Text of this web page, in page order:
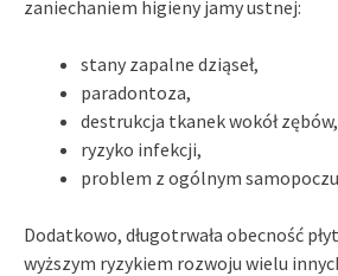
zaniechaniem higieny jamy ustnej:
stany zapalne dziąseł,
paradontoza,
destrukcja tkanek wokół zębów,
ryzyko infekcji,
problem z ogólnym
Dodatkowo, długotrwała obecność
wyższym ryzykiem rozwoju wielu